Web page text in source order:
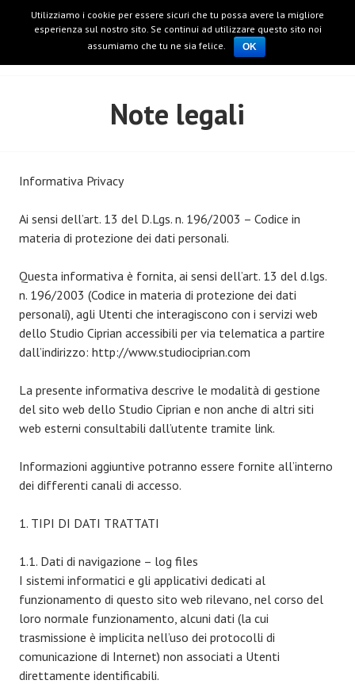
p
STUDIO CIPRIAN
H
Note legali
Informativa Privacy
Ai sensi dell’art. 13 del D.Lgs. n. 196/2003 – Codice in
materia di protezione dei dati personali.
Questa informativa è fornita, ai sensi dell’art. 13 del d.lgs.
n. 196/2003 (Codice in materia di protezione dei dati
personali), agli Utenti che interagiscono con i servizi web
dello Studio Ciprian accessibili per via telematica a partire
dall’indirizzo: http://www.studiociprian.com
La presente informativa descrive le modalità di gestione
del sito web dello Studio Ciprian e non anche di altri siti
web esterni consultabili dall’utente tramite link.
Informazioni aggiuntive potranno essere fornite all’interno
dei differenti canali di accesso.
1. TIPI DI DATI TRATTATI
1.1. Dati di navigazione – log files
I sistemi informatici e gli applicativi dedicati al
funzionamento di questo sito web rilevano, nel corso del
loro normale funzionamento, alcuni dati (la cui
trasmissione è implicita nell’uso dei protocolli di
comunicazione di Internet) non associati a Utenti
direttamente identificabili.
Utilizziamo i cookie per essere sicuri che tu possa avere la migliore
esperienza sul nostro sito. Se continui ad utilizzare questo sito noi
assumiamo che tu ne sia felice.
OK